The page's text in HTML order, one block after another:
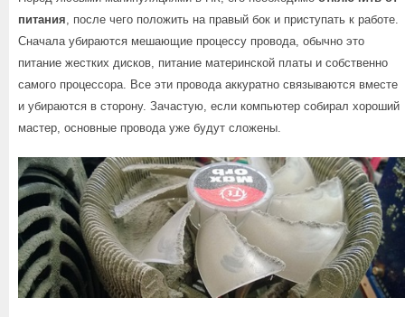
питания, после чего положить на правый бок и приступать к работе.
Сначала убираются мешающие процессу провода, обычно это
питание жестких дисков, питание материнской платы и собственно
самого процессора. Все эти провода аккуратно связываются вместе
и убираются в сторону. Зачастую, если компьютер собирал хороший
мастер, основные провода уже будут сложены.